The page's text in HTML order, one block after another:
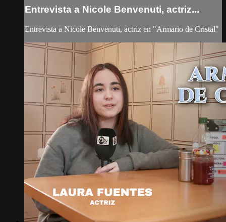
Entrevista a Nicole Benvenuti, actriz...
Entrevista a Nicole Benvenuti, actriz en "Armario de Cristal"